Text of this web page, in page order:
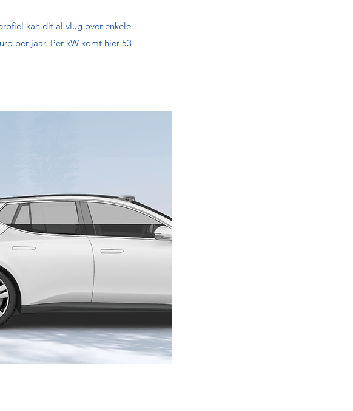
kan dit al vlug over enkele
per jaar. Per kW komt hier 53